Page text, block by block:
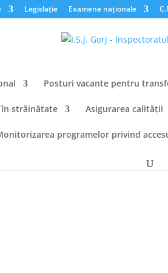
Legislație Examene naționale
Posturi vacante pentru
străinătate Asigurarea calității
programelor privind